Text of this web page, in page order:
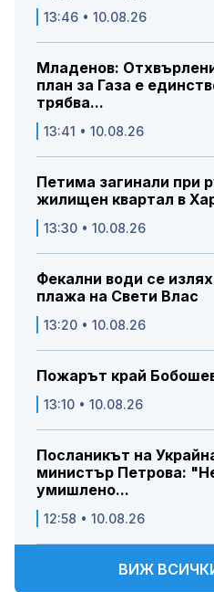
13:46 • 10.08.26
Младенов:
план за Газа е
трябва...
13:41 • 10.08.26
Петима загинали при
жилищен квартал в
13:30 • 10.08.26
Фекални води се
плажа на Свети Влас
13:20 • 10.08.26
Пожарът край
13:10 • 10.08.26
Посланикът на
министър Петрова:
умишлено...
12:58 • 10.08.26
ВИЖ